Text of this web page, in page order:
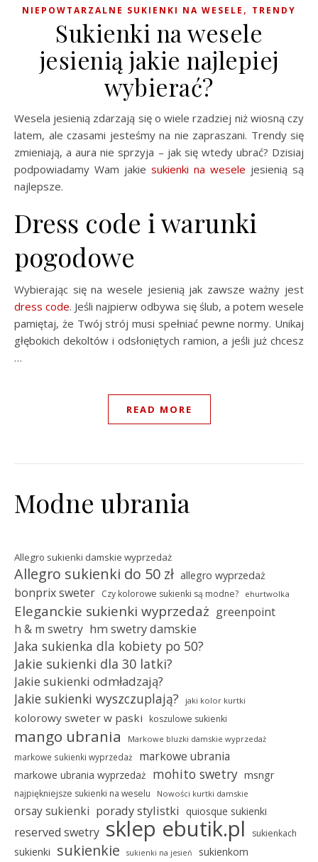
NIEPOWTARZALNE SUKIENKI NA WESELE , TRENDY
Sukienki na wesele
jesienią jakie najlepiej
wybierać?
Wesela jesienią zdarzają się o wiele rzadziej niż wiosną czy
latem, ale czasami jesteśmy na nie zapraszani. Trendy się
zmieniają, a aura nie sprzyja – jak się wtedy ubrać? Dzisiaj
podpowiadamy Wam jakie sukienki na wesele jesienią są
najlepsze.
Dress code i warunki
pogodowe
Wybierając się na wesele jesienią jak zawsze ważny jest
dress code. Jeśli najpierw odbywa się ślub, a potem wesele
pamiętaj, że Twój strój musi spełniać pewne normy. Unikaj
głębokich dekoltów i odsłoniętych ramion, a jeśli już chcesz
…
READ MORE
Modne ubrania
Allegro sukienki damskie wyprzedaż
Allegro sukienki do 50 zł allegro wyprzedaż
bonprix sweter Czy kolorowe sukienki są modne? ehurtwolka
Eleganckie sukienki wyprzedaż greenpoint
h & m swetry hm swetry damskie
Jaka sukienka dla kobiety po 50?
Jakie sukienki dla 30 latki?
Jakie sukienki odmładzają?
Jakie sukienki wyszczuplają? jaki kolor kurtki
kolorowy sweter w paski koszulowe sukienki
mango ubrania Markowe bluzki damskie wyprzedaż
markowe sukienki wyprzedaż markowe ubrania
markowe ubrania wyprzedaż mohito swetry msngr
najpiękniejsze sukienki na weselu Nowości kurtki damskie
orsay sukienki porady stylistki quiosque sukienki
reserved swetry sklep ebutik.pl sukienkach
sukienki sukienkie sukienki na jesień sukienkom